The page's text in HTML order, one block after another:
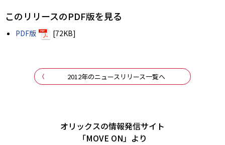
このリリースのPDF版を見る
PDF版 [72KB]
2012年のニュースリリース一覧へ
オリックスの情報発信サイト
「MOVE ON」より